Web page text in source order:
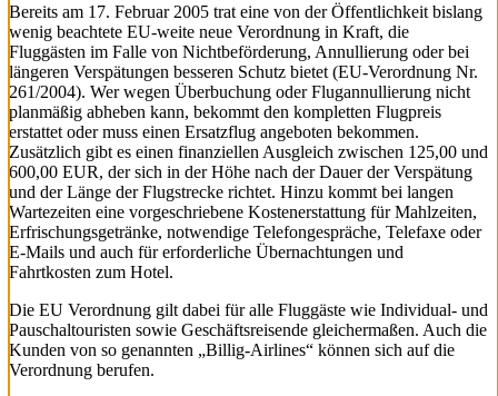
Bereits am 17. Februar 2005 trat eine von der Öffentlichkeit bislang
wenig beachtete EU-weite neue Verordnung in Kraft, die
Fluggästen im Falle von Nichtbeförderung, Annullierung oder bei
längeren Verspätungen besseren Schutz bietet (EU-Verordnung Nr.
261/2004). Wer wegen Überbuchung oder Flugannullierung nicht
planmäßig abheben kann, bekommt den kompletten Flugpreis
erstattet oder muss einen Ersatzflug angeboten bekommen.
Zusätzlich gibt es einen finanziellen Ausgleich zwischen 125,00 und
600,00 EUR, der sich in der Höhe nach der Dauer der Verspätung
und der Länge der Flugstrecke richtet. Hinzu kommt bei langen
Wartezeiten eine vorgeschriebene Kostenerstattung für Mahlzeiten,
Erfrischungsgetränke, notwendige Telefongespräche, Telefaxe oder
E-Mails und auch für erforderliche Übernachtungen und
Fahrtkosten zum Hotel.
Die EU Verordnung gilt dabei für alle Fluggäste wie Individual- und
Pauschaltouristen sowie Geschäftsreisende gleichermaßen. Auch die
Kunden von so genannten „Billig-Airlines“ können sich auf die
Verordnung berufen.